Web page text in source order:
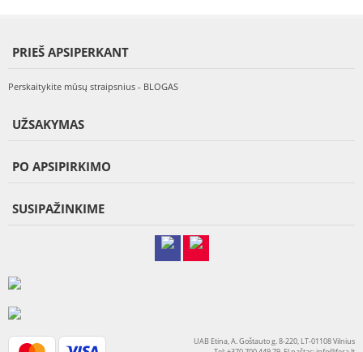
PRIEŠ APSIPERKANT
Perskaitykite mūsų straipsnius - BLOGAS
UŽSAKYMAS
PO APSIPIRKIMO
SUSIPAŽINKIME
UAB Etina, A. Goštauto g. 8-220, LT-01108 Vilnius